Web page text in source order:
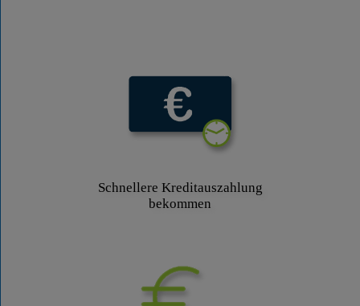
Schnellere Kreditauszahlung
bekommen